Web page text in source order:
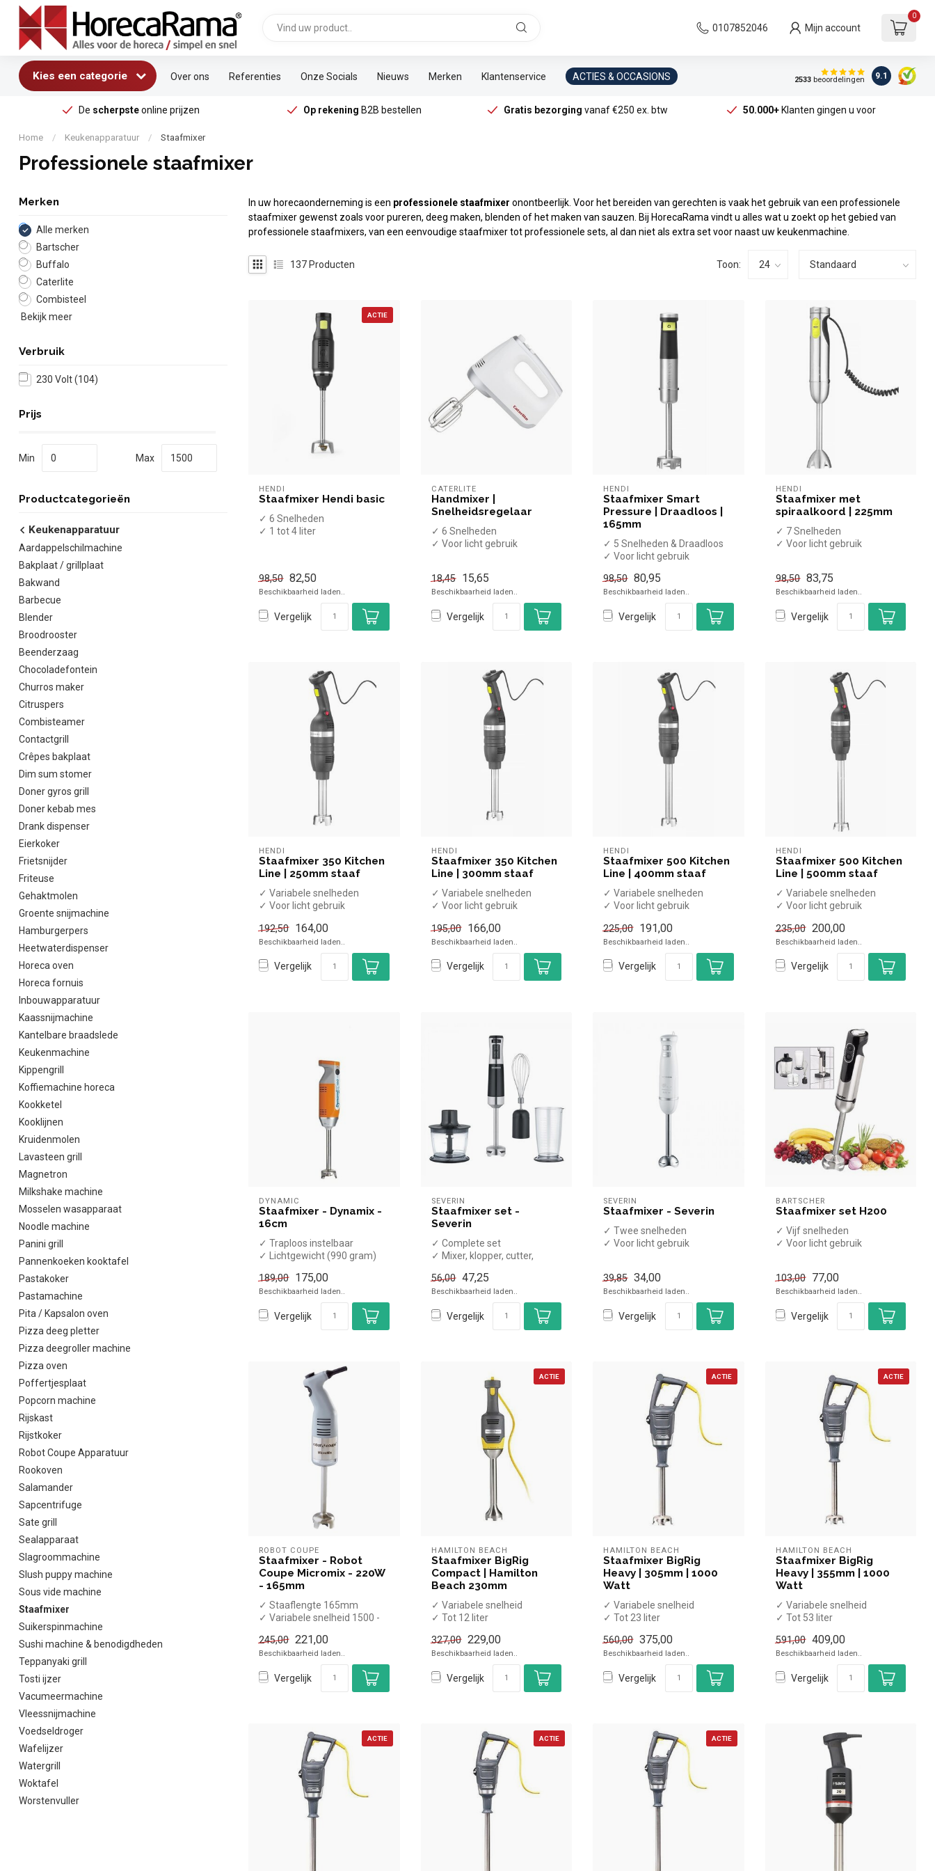
0107852046 Mijn account
0
Kies een categorie Over ons Referenties Onze Socials Nieuws Merken Klantenservice ACTIES & OCCASIONS 2533beoordelingen 9.1
De scherpsteonline prijzen Op rekening B2B bestellen Gratis bezorging vanaf €250 ex. btw 50.000+Klanten gingen u voor
Home / Keukenapparatuur / Staafmixer
Professionele staafmixer
Merken
Alle merken
Bartscher
Buffalo
Caterlite
Combisteel
Bekijk meer
Verbruik
230 Volt(104)
Prijs
Min Max
Productcategorieën
Keukenapparatuur
Aardappelschilmachine
Bakplaat / grillplaat
Bakwand
Barbecue
Blender
Broodrooster
Beenderzaag
Chocoladefontein
Churros maker
Citruspers
Combisteamer
Contactgrill
Crêpes bakplaat
Dim sum stomer
Doner gyros grill
Doner kebab mes
Drank dispenser
Eierkoker
Frietsnijder
Friteuse
Gehaktmolen
Groente snijmachine
Hamburgerpers
Heetwaterdispenser
Horeca oven
Horeca fornuis
Inbouwapparatuur
Kaassnijmachine
Kantelbare braadslede
Keukenmachine
Kippengrill
Koffiemachine horeca
Kookketel
Kooklijnen
Kruidenmolen
Lavasteen grill
Magnetron
Milkshake machine
Mosselen wasapparaat
Noodle machine
Panini grill
Pannenkoeken kooktafel
Pastakoker
Pastamachine
Pita / Kapsalon oven
Pizza deeg pletter
Pizza deegroller machine
Pizza oven
Poffertjesplaat
Popcorn machine
Rijskast
Rijstkoker
Robot Coupe Apparatuur
Rookoven
Salamander
Sapcentrifuge
Sate grill
Sealapparaat
Slagroommachine
Slush puppy machine
Sous vide machine
Staafmixer
Suikerspinmachine
Sushi machine & benodigdheden
Teppanyaki grill
Tosti ijzer
Vacumeermachine
Vleessnijmachine
Voedseldroger
Wafelijzer
Watergrill
Woktafel
Worstenvuller
In uw horecaonderneming is een professionele staafmixer onontbeerlijk. Voor het bereiden van gerechten is vaak het gebruik van een professionele
staafmixer gewenst zoals voor pureren, deeg maken, blenden of het maken van sauzen. Bij HorecaRama vindt u alles wat u zoekt op het gebied van
professionele staafmixers, van een eenvoudige staafmixer tot professionele sets, al dan niet als extra set voor naast uw keukenmachine.
137Producten Toon:
ACTIE
HENDI
Staafmixer Hendi basic
✓ 6 Snelheden
✓ 1 tot 4 liter
98,50 82,50
Beschikbaarheid laden..
Vergelijk
CATERLITE
Handmixer |
Snelheidsregelaar
✓ 6 Snelheden
✓ Voor licht gebruik
18,45 15,65
Beschikbaarheid laden..
Vergelijk
HENDI
Staafmixer Smart
Pressure | Draadloos |
165mm
✓ 5 Snelheden & Draadloos
✓ Voor licht gebruik
✓ 150 Wat...
98,50 80,95
Beschikbaarheid laden..
Vergelijk
HENDI
Staafmixer met
spiraalkoord | 225mm
✓ 7 Snelheden
✓ Voor licht gebruik
✓ 230 Vo...
98,50 83,75
Beschikbaarheid laden..
Vergelijk
HENDI
Staafmixer 350 Kitchen
Line | 250mm staaf
✓ Variabele snelheden
✓ Voor licht gebruik
✓ Max 16.000 rpm
...
192,50 164,00
Beschikbaarheid laden..
Vergelijk
HENDI
Staafmixer 350 Kitchen
Line | 300mm staaf
✓ Variabele snelheden
✓ Voor licht gebruik
✓ Max 16.000 rpm
...
195,00 166,00
Beschikbaarheid laden..
Vergelijk
HENDI
Staafmixer 500 Kitchen
Line | 400mm staaf
✓ Variabele snelheden
✓ Voor licht gebruik
✓ Max 16.000 rpm
...
225,00 191,00
Beschikbaarheid laden..
Vergelijk
HENDI
Staafmixer 500 Kitchen
Line | 500mm staaf
✓ Variabele snelheden
✓ Voor licht gebruik
✓ Max 16.000 rpm
...
235,00 200,00
Beschikbaarheid laden..
Vergelijk
DYNAMIC
Staafmixer - Dynamix -
16cm
✓ Traploos instelbaar
✓ Lichtgewicht (990 gram)
✓ 220 Watt
189,00 175,00
Beschikbaarheid laden..
Vergelijk
SEVERIN
Staafmixer set -
Severin
✓ Complete set
✓ Mixer, klopper, cutter,
X Niet voor professioneel g...
56,00 47,25
Beschikbaarheid laden..
Vergelijk
SEVERIN
Staafmixer - Severin
✓ Twee snelheden
✓ Voor licht gebruik
39,85 34,00
Beschikbaarheid laden..
Vergelijk
BARTSCHER
Staafmixer set H200
✓ Vijf snelheden
✓ Voor licht gebruik
103,00 77,00
Beschikbaarheid laden..
Vergelijk
ROBOT COUPE
Staafmixer - Robot
Coupe Micromix - 220W
- 165mm
✓ Staaflengte 165mm
✓ Variabele snelheid 1500 -
✓ Inclusief wandsteu...
245,00 221,00
Beschikbaarheid laden..
Vergelijk
ACTIE
HAMILTON BEACH
Staafmixer BigRig
Compact | Hamilton
Beach 230mm
✓ Variabele snelheid
✓ Tot 12 liter
✓ 250 Watt / 230 Volt
327,00 229,00
Beschikbaarheid laden..
Vergelijk
ACTIE
HAMILTON BEACH
Staafmixer BigRig
Heavy | 305mm | 1000
Watt
✓ Variabele snelheid
✓ Tot 23 liter
✓ 1000 Watt / 230 Volt
560,00 375,00
Beschikbaarheid laden..
Vergelijk
ACTIE
HAMILTON BEACH
Staafmixer BigRig
Heavy | 355mm | 1000
Watt
✓ Variabele snelheid
✓ Tot 53 liter
✓ 1000 Watt / 230 Volt
591,00 409,00
Beschikbaarheid laden..
Vergelijk
ACTIE ACTIE ACTIE